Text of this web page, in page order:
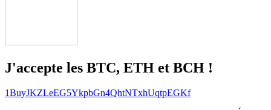
J'accepte les BTC, ETH et BCH !
1BuyJKZLeEG5YkpbGn4QhtNTxhUqtpEGKf